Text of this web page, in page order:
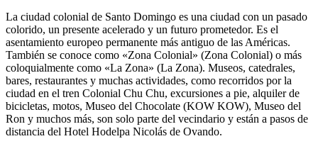
La ciudad colonial de Santo Domingo es una ciudad con un pasado
colorido, un presente acelerado y un futuro prometedor. Es el
asentamiento europeo permanente más antiguo de las Américas.
También se conoce como «Zona Colonial» (Zona Colonial) o más
coloquialmente como «La Zona» (La Zona). Museos, catedrales,
bares, restaurantes y muchas actividades, como recorridos por la
ciudad en el tren Colonial Chu Chu, excursiones a pie, alquiler de
bicicletas, motos, Museo del Chocolate (KOW KOW), Museo del
Ron y muchos más, son solo parte del vecindario y están a pasos de
distancia del Hotel Hodelpa Nicolás de Ovando.